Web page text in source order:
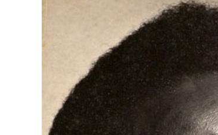
MIRANDA E SEU CARNAVAL (1930 –
MIRANDA INTERPRETA ARY BARROSO
MIRANDA – 90 ANOS DE SUAS
VOCÊ GOSTAR DE MIM (TAÍ) – 1930: http://